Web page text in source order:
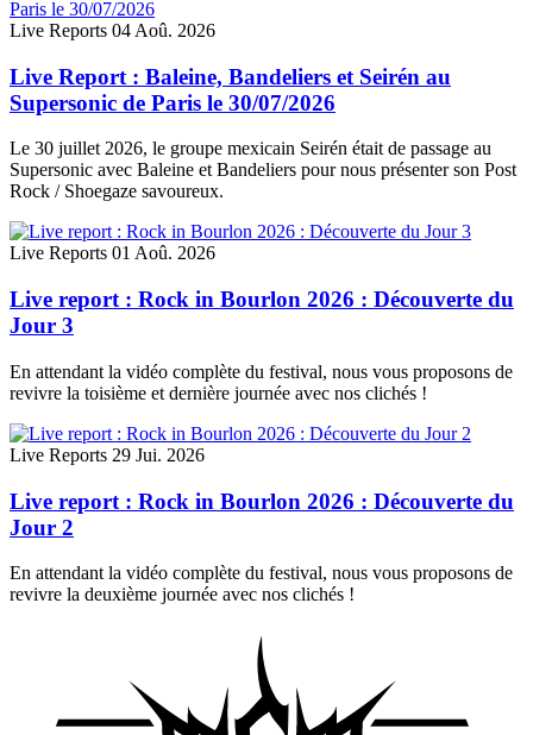
Live Reports 04 Aoû. 2026
Live Report : Baleine, Bandeliers et Seirén au
Supersonic de Paris le 30/07/2026
Le 30 juillet 2026, le groupe mexicain Seirén était de passage au
Supersonic avec Baleine et Bandeliers pour nous présenter son Post
Rock / Shoegaze savoureux.
Live Reports 01 Aoû. 2026
Live report : Rock in Bourlon 2026 : Découverte du
Jour 3
En attendant la vidéo complète du festival, nous vous proposons de
revivre la toisième et dernière journée avec nos clichés !
Live Reports 29 Jui. 2026
Live report : Rock in Bourlon 2026 : Découverte du
Jour 2
En attendant la vidéo complète du festival, nous vous proposons de
revivre la deuxième journée avec nos clichés !